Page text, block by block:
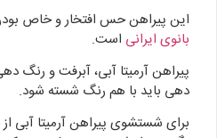
این پیراهن حس افتخار و خاص
بانوی ایرانی است.
پیراهن آرمیتا آبی، آبرفت و رنگ
دهی باید با هم رنگ شسته شود.
برای شستشوی پیراهن آرمیتا